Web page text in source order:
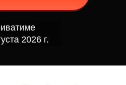
2026 г.